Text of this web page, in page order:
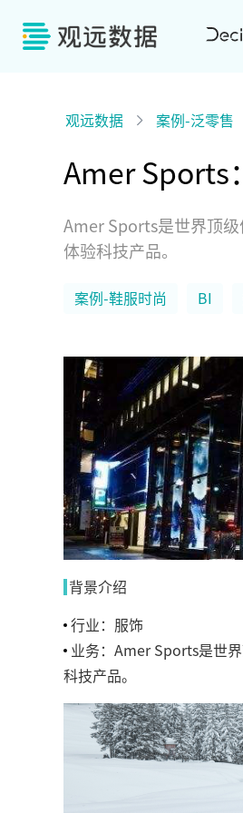
观远数据 案例-泛零售
Amer Sports
Amer Sports是世界顶
体验科技产品。
案例-鞋服时尚 BI
背景介绍
行业： 服饰
业务： Amer Sports是世
科技产品。